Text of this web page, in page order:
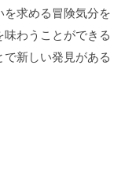
求める冒険気分を
わうことができる
新しい発見がある